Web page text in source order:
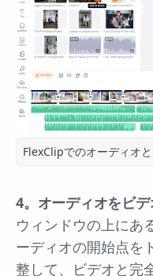
FlexClipでのオーディオ
4。オーディオをビデ
ウィンドウの上にあ
ーディオの開始点を
整して、ビデオと完